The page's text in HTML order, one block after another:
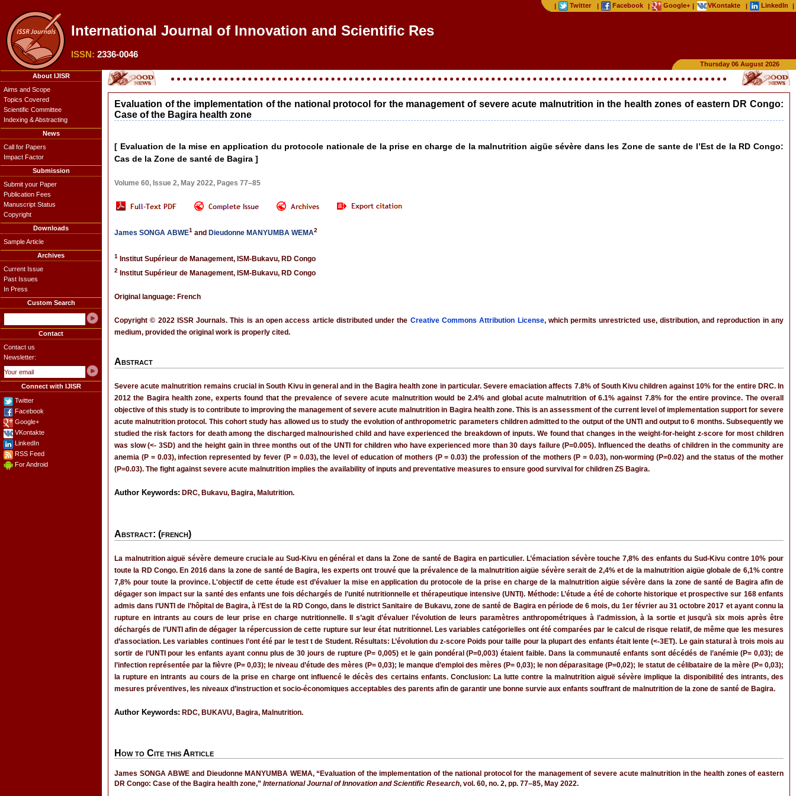
| Twitter | Facebook | Google+ | VKontakte | LinkedIn |
International Journal of Innovation and Scientific Resear
ISSN: 2336-0046
Thursday 06 August 2026
About IJISR
Aims and Scope
Topics Covered
Scientific Committee
Indexing & Abstracting
News
Call for Papers
Impact Factor
Submission
Submit your Paper
Publication Fees
Manuscript Status
Copyright
Downloads
Sample Article
Archives
Current Issue
Past Issues
In Press
Custom Search
Contact
Contact us
Newsletter:
Connect with IJISR
Twitter
Facebook
Google+
VKontakte
LinkedIn
RSS Feed
For Android
Evaluation of the implementation of the national protocol for the management of severe acute malnutrition in the health zones of eastern DR Congo:
Case of the Bagira health zone
[ Evaluation de la mise en application du protocole nationale de la prise en charge de la malnutrition aigüe sévère dans les Zone de sante de l’Est de la RD Congo:
Cas de la Zone de santé de Bagira ]
Volume 60, Issue 2, May 2022, Pages 77–85
James SONGA ABWE1 and Dieudonne MANYUMBA WEMA2
1 Institut Supérieur de Management, ISM-Bukavu, RD Congo
2 Institut Supérieur de Management, ISM-Bukavu, RD Congo
Original language: French
Copyright © 2022 ISSR Journals. This is an open access article distributed under the Creative Commons Attribution License, which permits unrestricted use, distribution, and reproduction in any
medium, provided the original work is properly cited.
Abstract
Severe acute malnutrition remains crucial in South Kivu in general and in the Bagira health zone in particular. Severe emaciation affects 7.8% of South Kivu children against 10% for the entire DRC. In
2012 the Bagira health zone, experts found that the prevalence of severe acute malnutrition would be 2.4% and global acute malnutrition of 6.1% against 7.8% for the entire province. The overall
objective of this study is to contribute to improving the management of severe acute malnutrition in Bagira health zone. This is an assessment of the current level of implementation support for severe
acute malnutrition protocol. This cohort study has allowed us to study the evolution of anthropometric parameters children admitted to the output of the UNTI and output to 6 months. Subsequently we
studied the risk factors for death among the discharged malnourished child and have experienced the breakdown of inputs. We found that changes in the weight-for-height z-score for most children
was slow (<- 3SD) and the height gain in three months out of the UNTI for children who have experienced more than 30 days failure (P=0.005). Influenced the deaths of children in the community are
anemia (P = 0.03), infection represented by fever (P = 0.03), the level of education of mothers (P = 0.03) the profession of the mothers (P = 0.03), non-worming (P=0.02) and the status of the mother
(P=0.03). The fight against severe acute malnutrition implies the availability of inputs and preventative measures to ensure good survival for children ZS Bagira.
Author Keywords: DRC, Bukavu, Bagira, Malutrition.
Abstract: (french)
La malnutrition aiguë sévère demeure cruciale au Sud-Kivu en général et dans la Zone de santé de Bagira en particulier. L’émaciation sévère touche 7,8% des enfants du Sud-Kivu contre 10% pour
toute la RD Congo. En 2016 dans la zone de santé de Bagira, les experts ont trouvé que la prévalence de la malnutrition aigüe sévère serait de 2,4% et de la malnutrition aigüe globale de 6,1% contre
7,8% pour toute la province. L'objectif de cette étude est d’évaluer la mise en application du protocole de la prise en charge de la malnutrition aigüe sévère dans la zone de santé de Bagira afin de
dégager son impact sur la santé des enfants une fois déchargés de l’unité nutritionnelle et thérapeutique intensive (UNTI). Méthode: L’étude a été de cohorte historique et prospective sur 168 enfants
admis dans l’UNTI de l’hôpital de Bagira, à l’Est de la RD Congo, dans le district Sanitaire de Bukavu, zone de santé de Bagira en période de 6 mois, du 1er février au 31 octobre 2017 et ayant connu la
rupture en intrants au cours de leur prise en charge nutritionnelle. Il s’agit d’évaluer l’évolution de leurs paramètres anthropométriques à l’admission, à la sortie et jusqu’à six mois après être
déchargés de l’UNTI afin de dégager la répercussion de cette rupture sur leur état nutritionnel. Les variables catégorielles ont été comparées par le calcul de risque relatif, de même que les mesures
d’association. Les variables continues l’ont été par le test t de Student. Résultats: L’évolution du z-score Poids pour taille pour la plupart des enfants était lente (<-3ET). Le gain statural à trois mois au
sortir de l’UNTI pour les enfants ayant connu plus de 30 jours de rupture (P= 0,005) et le gain pondéral (P=0,003) étaient faible. Dans la communauté enfants sont décédés de l’anémie (P= 0,03); de
l’infection représentée par la fièvre (P= 0,03); le niveau d’étude des mères (P= 0,03); le manque d’emploi des mères (P= 0,03); le non déparasitage (P=0,02); le statut de célibataire de la mère (P= 0,03);
la rupture en intrants au cours de la prise en charge ont influencé le décès des certains enfants. Conclusion: La lutte contre la malnutrition aiguë sévère implique la disponibilité des intrants, des
mesures préventives, les niveaux d’instruction et socio-économiques acceptables des parents afin de garantir une bonne survie aux enfants souffrant de malnutrition de la zone de santé de Bagira.
Author Keywords: RDC, BUKAVU, Bagira, Malnutrition.
How to Cite this Article
James SONGA ABWE and Dieudonne MANYUMBA WEMA, “Evaluation of the implementation of the national protocol for the management of severe acute malnutrition in the health zones of eastern
DR Congo: Case of the Bagira health zone,” International Journal of Innovation and Scientific Research, vol. 60, no. 2, pp. 77–85, May 2022.